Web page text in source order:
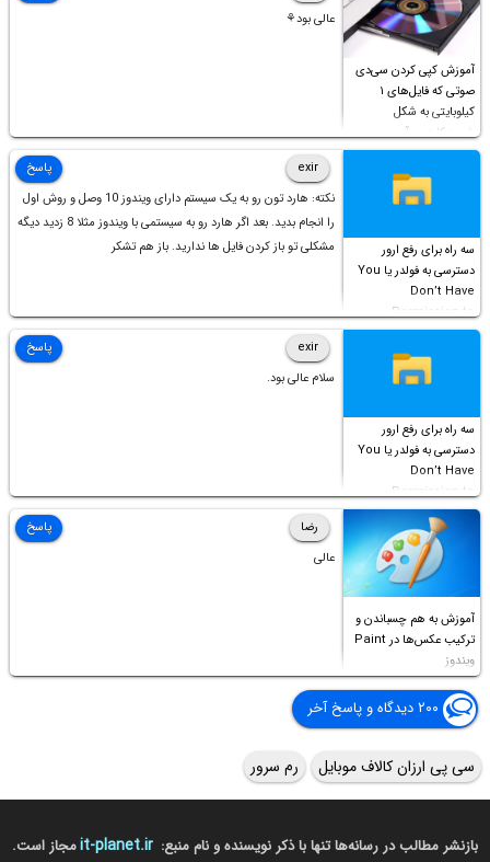
آموزش کپی کردن سی‌دی
صوتی که فایل‌های ۱
کیلوبایتی به شکل
شورت‌کات در آن موجود
است!
عالی بود⚘
سه راه برای رفع ارور
دسترسی به فولدر یا You
Don’t Have
Permission to
Access this folder
exir
نکته: هارد تون رو به یک سیستم دارای ویندوز 10 وصل و روش اول
را انجام بدید. بعد اگر هارد رو به سیستمی با ویندوز مثلا 8 زدید دیگه
مشکلی تو باز کردن فایل ها ندارید. باز هم تشکر
پاسخ
سه راه برای رفع ارور
دسترسی به فولدر یا You
Don’t Have
Permission to
Access this folder
exir
سلام عالی بود.
پاسخ
آموزش به هم چسباندن و
ترکیب عکس‌ها در Paint
ویندوز
رضا
عالی
پاسخ
۲۰۰ دیدگاه و پاسخ آخر
سی پی ارزان کالاف موبایل رم سرور
بازنشر مطالب در رسانه‌ها تنها با ذکر نویسنده و نام منبع: it-planet.irمجاز است.